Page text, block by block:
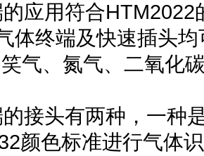
应用符合HTM2022
体终端及快速插头
气、氮气、二氧化
接头有两种，一种
颜色标准进行气体